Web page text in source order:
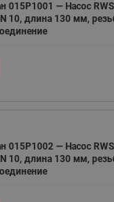
015P1001 — Насос
10, длина 130 мм,
015P1002 — Насос
10, длина 130 мм,